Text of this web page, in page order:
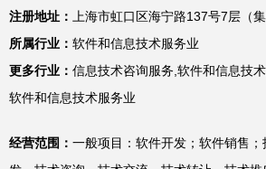
注册地址：
上海市虹口区海宁路137号7层（集
所属行业： 软件和信息技术服务业
更多行业： 信息技术咨询服务,软件和信息技术
软件和信息技术服务业
经营范围： 一般项目：软件开发；软件销售